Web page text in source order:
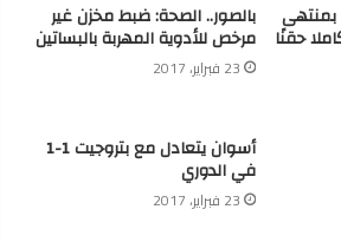
حقنًا
بالصور.. الصحة: ضبط مخزن غير
مرخص للأدوية المهربة بالبساتين
23 فبراير، 2017
أسوان يتعادل مع بتروجيت 1-1
في الدوري
23 فبراير، 2017